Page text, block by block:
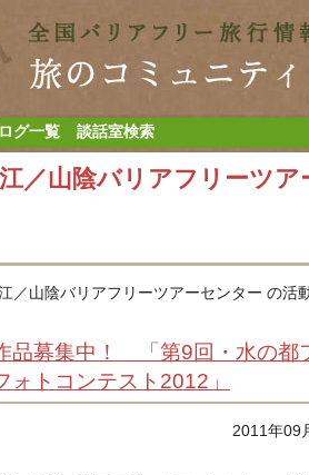
グ一覧 談話室検索
／山陰バリアフリーツア
／山陰バリアフリーツアーセンター の活
品募集中！ 「第9回・水の都
ォトコンテスト2012」
2011年